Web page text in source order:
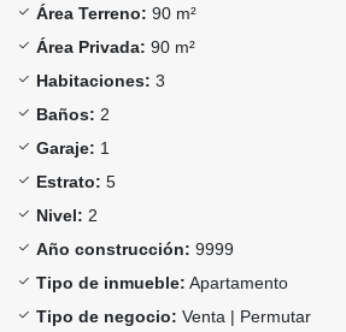
Área Terreno: 90 m²
Área Privada: 90 m²
Habitaciones: 3
Baños: 2
Garaje: 1
Estrato: 5
Nivel: 2
Año construcción: 9999
Tipo de inmueble: Apartamento
Tipo de negocio: Venta | Permutar